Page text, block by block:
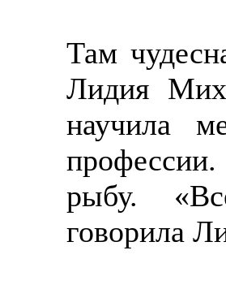
Там
Лидия
научила
рыбу.
говорила